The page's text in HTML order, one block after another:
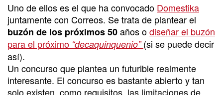
Uno de ellos es el que ha convocado Domestika
juntamente con Correos. Se trata de plantear el
buzón de los próximos 50años odiseñar el buzón
para el próximo “decaquinquenio”(si se puede decir
así).
Un concurso que plantea un futurible realmente
interesante. El concurso es bastante abierto y tan
solo existen, como requisitos, las limitaciones de